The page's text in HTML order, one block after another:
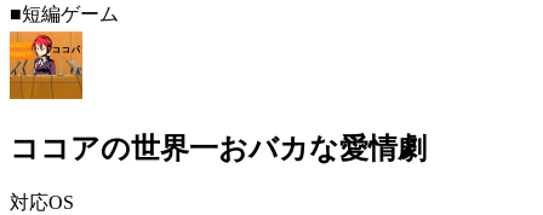
■短編ゲーム
ココアの世界一おバカな愛情劇
対応OS